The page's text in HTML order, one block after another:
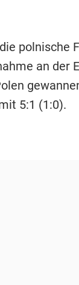
polnische
an der
5:1 (1:0).